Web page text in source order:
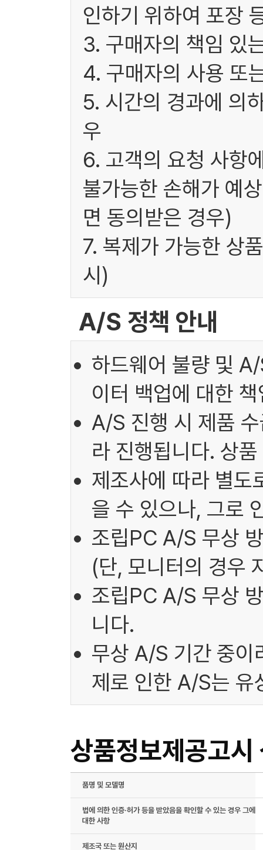
인하기 위하여 포장
3. 구매자의 책임 있
4. 구매자의 사용 또
5. 시간의 경과에 의
우
6. 고객의 요청 사항
불가능한 손해가 예
면 동의받은 경우)
7. 복제가 가능한 상
시)
A/S 정책 안내
하드웨어 불량 및
이터 백업에 대한
A/S 진행 시 제품
라 진행됩니다. 상
제조사에 따라 별
을 수 있으나, 그로
조립PC A/S 무상
(단, 모니터의 경우
조립PC A/S 무상
니다.
무상 A/S 기간 중이
제로 인한 A/S는 유
상품정보제공고시
품명 및 모델명
법에 의한 인증·허가 등을 받았음을 확인할 수 있는 경우 그에
대한 사항
제조국 또는 원산지